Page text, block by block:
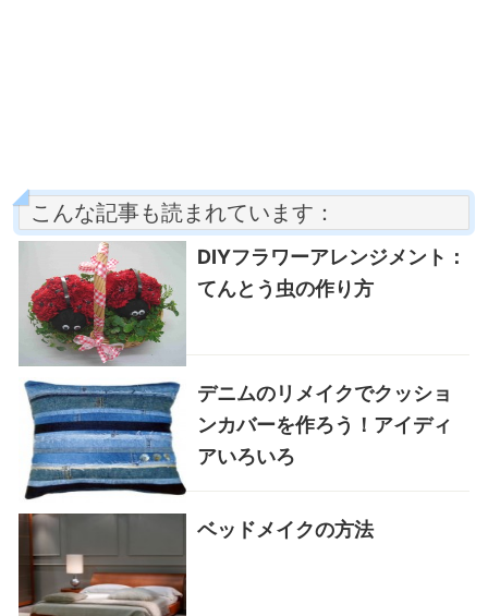
こんな記事も読まれています：
DIYフラワーアレンジメント：
てんとう虫の作り方
デニムのリメイクでクッショ
ンカバーを作ろう！アイディ
アいろいろ
ベッドメイクの方法